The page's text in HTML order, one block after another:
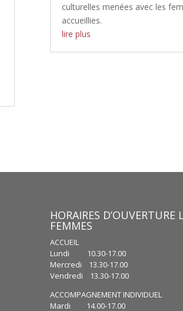
culturelles menées avec les
accueillies.
lire plus
HORAIRES D’OUVERTURE
FEMMES
ACCUEIL
Lundi 10.30-17.00
Mercredi 13.30-17.00
Vendredi 13.30-17.00
ACCOMPAGNEMENT INDIVIDUEL
Mardi 14.00-17.00